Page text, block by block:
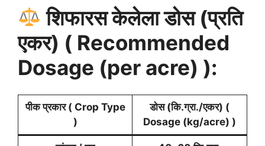
शिफारस केलेला डोस (प्रति
एकर) ( Recommended
Dosage (per acre) ):
पीक प्रकार ( Crop Type
)
डोस (कि.ग्रा./एकर) (
Dosage (kg/acre) )